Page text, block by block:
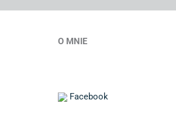
O MNIE
Facebook